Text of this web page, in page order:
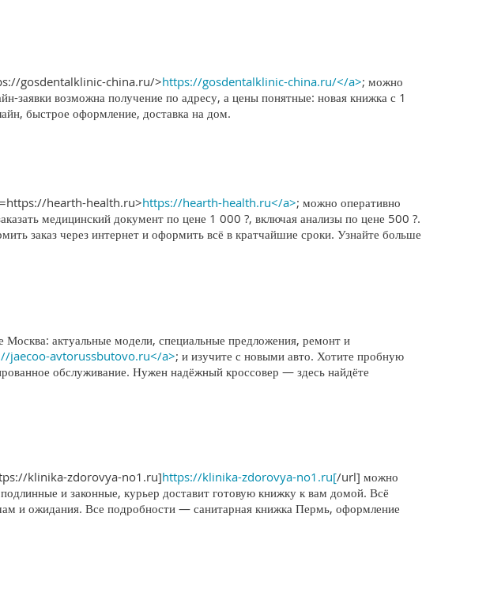
gosdentalklinic-china.ru/>https://gosdentalklinic-china.ru/</a>; можно
заявки возможна получение по адресу, а цены понятные: новая книжка с 1
быстрое оформление, доставка на дом.
hearth-health.ru>https://hearth-health.ru</a>; можно оперативно
медицинский документ по цене 1 000 ?, включая анализы по цене 500 ?.
заказ через интернет и оформить всё в кратчайшие сроки. Узнайте больше
актуальные модели, специальные предложения, ремонт и
jaecoo-avtorussbutovo.ru</a>; и изучите с новыми авто. Хотите пробную
обслуживание. Нужен надёжный кроссовер — здесь найдёте
klinika-zdorovya-no1.ru]https://klinika-zdorovya-no1.ru[/url] можно
и законные, курьер доставит готовую книжку к вам домой. Всё
и ожидания. Все подробности — санитарная книжка Пермь, оформление